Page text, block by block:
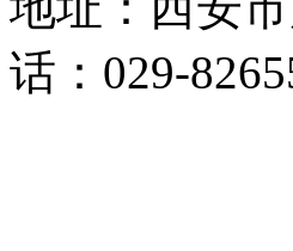
话：029-